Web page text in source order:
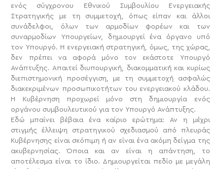
ενός σύγχρονου Εθνικού Συμβουλίου Ενεργειακής
Στρατηγικής με τη συμμετοχή, όπως είπαν και άλλοι
συνάδελφοι, όλων των αρμοδίων φορέων και των
συναρμοδίων Υπουργείων, δημιουργεί ένα όργανο υπό
τον Υπουργό. Η ενεργειακή στρατηγική, όμως, της χώρας,
δεν πρέπει να αφορά μόνο τον εκάστοτε Υπουργό
Ανάπτυξης. Απαιτεί διυπουργική, διακομματική και κυρίως
διεπιστημονική προσέγγιση, με τη συμμετοχή ασφαλώς
διακεκριμένων προσωπικοτήτων του ενεργειακού κλάδου.
Η Κυβέρνηση προχωρεί μόνο στη δημιουργία ενός
οργάνου συμβουλευτικού για τον Υπουργό Ανάπτυξης.
Εδώ μπαίνει βέβαια ένα καίριο ερώτημα: Αν η μέχρι
στιγμής έλλειψη στρατηγικού σχεδιασμού από πλευράς
Κυβέρνησης είναι σκόπιμη ή αν είναι ένα ακόμη δείγμα της
ακυβερνησίας. Όποια και αν είναι η απάντηση, το
αποτέλεσμα είναι το ίδιο. Δημιουργείται πεδίο με μεγάλη